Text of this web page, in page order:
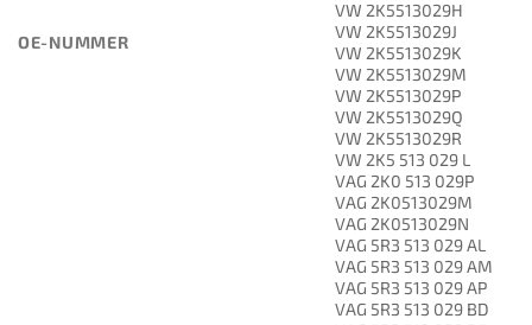
OE-NUMMER
VW 2K5513029H
VW 2K5513029J
VW 2K5513029K
VW 2K5513029M
VW 2K5513029P
VW 2K5513029Q
VW 2K5513029R
VW 2K5 513 029 L
VAG 2K0 513 029P
VAG 2K0513029M
VAG 2K0513029N
VAG 5R3 513 029 AL
VAG 5R3 513 029 AM
VAG 5R3 513 029 AP
VAG 5R3 513 029 BD